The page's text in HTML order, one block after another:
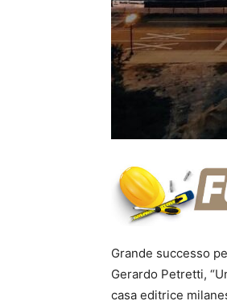
Grande successo
Gerardo Petretti,
casa editrice